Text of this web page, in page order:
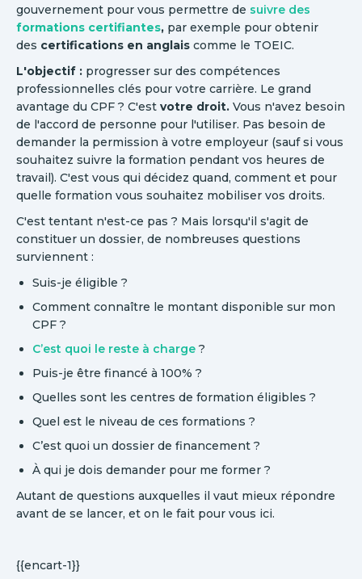
gouvernement pour vous permettre de suivre des
formations certifiantes, par exemple pour obtenir
des certifications en anglais comme le TOEIC.
L'objectif : progresser sur des compétences
professionnelles clés pour votre carrière. Le grand
avantage du CPF ? C'est votre droit. Vous n'avez besoin
de l'accord de personne pour l'utiliser. Pas besoin de
demander la permission à votre employeur (sauf si vous
souhaitez suivre la formation pendant vos heures de
travail). C'est vous qui décidez quand, comment et pour
quelle formation vous souhaitez mobiliser vos droits.
C'est tentant n'est-ce pas ? Mais lorsqu'il s'agit de
constituer un dossier, de nombreuses questions
surviennent :
Suis-je éligible ?
Comment connaître le montant disponible sur mon
CPF ?
C’est quoi le reste à charge ?
Puis-je être financé à 100% ?
Quelles sont les centres de formation éligibles ?
Quel est le niveau de ces formations ?
C’est quoi un dossier de financement ?
À qui je dois demander pour me former ?
Autant de questions auxquelles il vaut mieux répondre
avant de se lancer, et on le fait pour vous ici.
{{encart-1}}